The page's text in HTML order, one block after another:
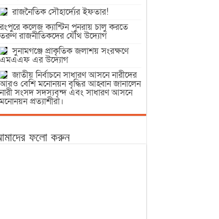
রাজনৈতিক সৌহার্দ্যের ইফতার!
কলেজ ক্যান্টিন পুনরায় চালু করতে
রাজনীতিকদের যৌথ উদ্যোগ
সুনামগঞ্জে প্রাকৃতিক জলাশয় সংরক্ষণে
এর উদ্যোগ
জাতীয় নির্বাচনে সাধারণ আসনে নারীদের
বেশি মনোনয়ন বৃদ্ধির আহ্বান জানালেন
সংসদ সদস্যবৃন্দ এবং সাধারণ আসনে
প্রত্যাশীরা।
ফলো করুন